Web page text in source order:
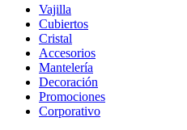
Vajilla
Cubiertos
Cristal
Accesorios
Mantelería
Decoración
Promociones
Corporativo